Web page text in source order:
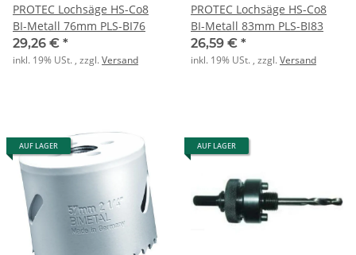
PROTEC Lochsäge HS-Co8
BI-Metall 76mm PLS-BI76
29,26 € *
inkl. 19% USt. , zzgl.Versand
PROTEC Lochsäge HS-Co8
BI-Metall 83mm PLS-BI83
26,59 € *
inkl. 19% USt. , zzgl.Versand
AUF LAGER AUF LAGER